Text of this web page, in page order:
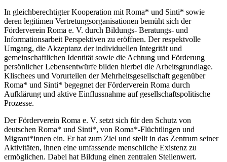
In gleichberechtigter Kooperation mit Roma* und Sinti* sowie
deren legitimen Vertretungsorganisationen bemüht sich der
Förderverein Roma e. V. durch Bildungs- Beratungs- und
Informationsarbeit Perspektiven zu eröffnen. Der respektvolle
Umgang, die Akzeptanz der individuellen Integrität und
gemeinschaftlichen Identität sowie die Achtung und Förderung
persönlicher Lebensentwürfe bilden hierbei die Arbeitsgrundlage.
Klischees und Vorurteilen der Mehrheitsgesellschaft gegenüber
Roma* und Sinti* begegnet der Förderverein Roma durch
Aufklärung und aktive Einflussnahme auf gesellschaftspolitische
Prozesse.
Der Förderverein Roma e. V. setzt sich für den Schutz von
deutschen Roma* und Sinti*, von Roma*-Flüchtlingen und
Migrant*innen ein. Er hat zum Ziel und stellt in das Zentrum seiner
Aktivitäten, ihnen eine umfassende menschliche Existenz zu
ermöglichen. Dabei hat Bildung einen zentralen Stellenwert.